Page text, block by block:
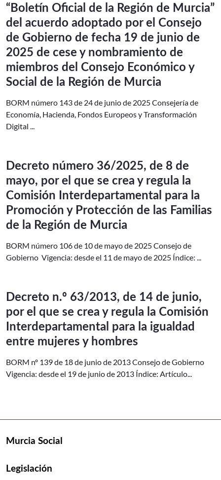
“Boletín Oficial de la Región de Murcia”
del acuerdo adoptado por el Consejo
de Gobierno de fecha 19 de junio de
2025 de cese y nombramiento de
miembros del Consejo Económico y
Social de la Región de Murcia
BORM número 143 de 24 de junio de 2025 Consejería de
Economía, Hacienda, Fondos Europeos y Transformación
Digital ...
Decreto número 36/2025, de 8 de
mayo, por el que se crea y regula la
Comisión Interdepartamental para la
Promoción y Protección de las Familias
de la Región de Murcia
BORM número 106 de 10 de mayo de 2025 Consejo de
Gobierno Vigencia: desde el 11 de mayo de 2025 Índice: ...
Decreto n.º 63/2013, de 14 de junio,
por el que se crea y regula la Comisión
Interdepartamental para la igualdad
entre mujeres y hombres
BORM nº 139 de 18 de junio de 2013 Consejo de Gobierno
Vigencia: desde el 19 de junio de 2013 Índice: Artículo...
Murcia Social
Legislación